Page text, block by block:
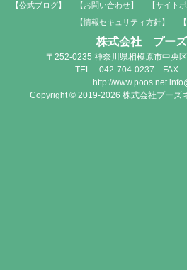
【公式ブログ】
【お問い合わせ】 【サイト
【情報セキュリティ方針】
株式会社 プーズ
〒252-0235 神奈川県相模原市中央
TEL 042-704-0237 FAX
http://www.poos.net
Copyright © 2019-2026 株式会社プーズ